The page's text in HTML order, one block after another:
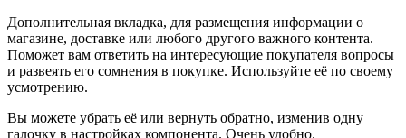
Дополнительная вкладка, для размещения информации о
магазине, доставке или любого другого важного контента.
Поможет вам ответить на интересующие покупателя вопросы
и развеять его сомнения в покупке. Используйте её по своему
усмотрению.
Вы можете убрать её или вернуть обратно, изменив одну
галочку в настройках компонента. Очень удобно.